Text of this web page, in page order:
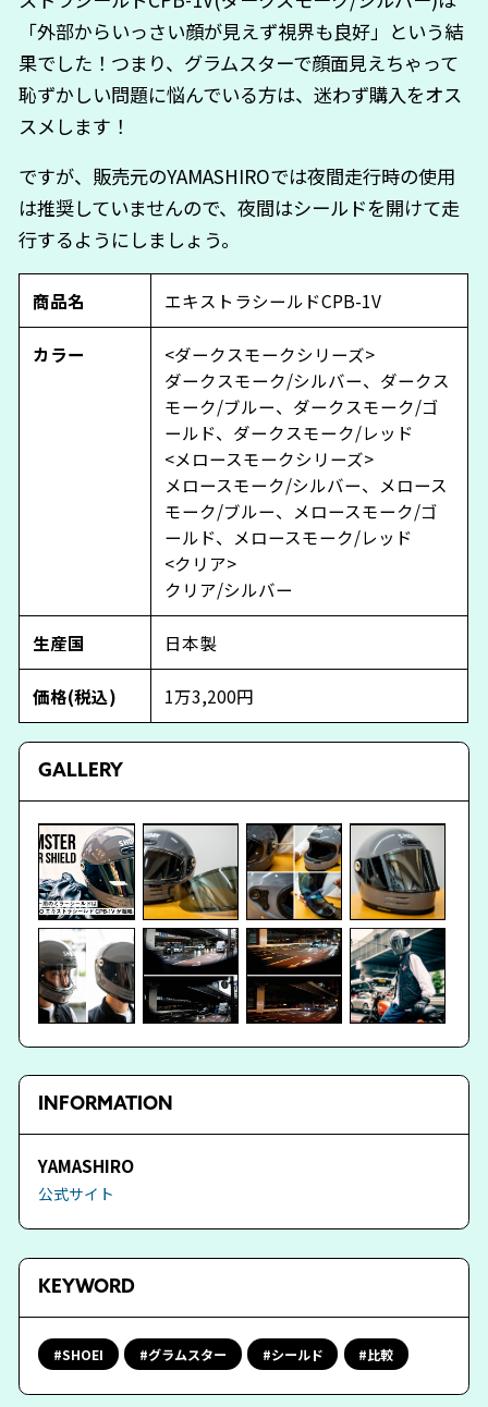
「外部からいっさい顔が見えず視界も良好」という結
果でした！つまり、グラムスターで顔面見えちゃって
恥ずかしい問題に悩んでいる方は、迷わず購入をオス
スメします！
ですが、販売元のYAMASHIROでは夜間走行時の使用
は推奨していませんので、夜間はシールドを開けて走
行するようにしましょう。
商品名 エキストラシールドCPB-1V
カラー
<ダークスモークシリーズ>
ダークスモーク/シルバー、ダークス
モーク/ブルー、ダークスモーク/ゴ
ールド、ダークスモーク/レッド
<メロースモークシリーズ>
メロースモーク/シルバー、メロース
モーク/ブルー、メロースモーク/ゴ
ールド、メロースモーク/レッド
<クリア>
クリア/シルバー
生産国 日本製
価格(税込) 1万3,200円
GALLERY
INFORMATION
YAMASHIRO
公式サイト
KEYWORD
SHOEI グラムスター シールド 比較